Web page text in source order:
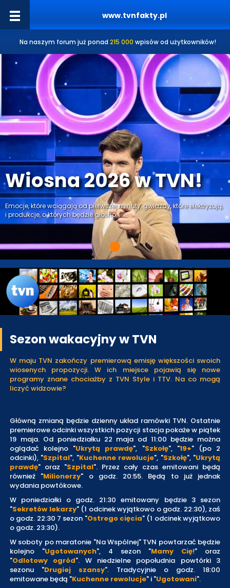
www.tvnfakty.pl
Na naszym forum już ponad 215 000 wpisów od użytkowników!
Wiosna 2026 w TVN!
Emocje, które wciągają od pierwszej minuty, gwiazdy, które elektryzują,
i produkcje, o których będzie głośno.
Sezon wakacyjny w TVN
W maju TVN zakończy premierową emisję większości swoich
wiosenych propozycji. W ich miejsce pojawią się nowe
programy znane chociażby z TVN Style i TTV. Na co mogą
liczyć widzowie?
Główną zmianą będzie dzienny układ ramówki TVN. Ostatnie
premierowe odcinki wszystkich pozycji stacja pokaże w piątek
19 maja. Od poniedziałku 22 maja od 11:00 będzie można
oglądać kolejno "Ukrytą prawdę", "Szkołę", "19+" (po 2
odcinki), "Szpital", "Kuchenne rewolucje", "Szkołę", "Ukrytą
prawdę" oraz "Szpital". Przez cały czas emitowani będą
również "Milionerzy" o godz. 20:55. Będą to już jednak
wydania powtókowe.
W poniedziałki o godz. 21:30 emitowany będzie 3 sezon
"Sekretów lekarzy" (1 odcinek wyjątkowo o godz. 22:30), zaś
o godz. 22:30 7 sezon "Ostrego cięcia" (1 odcinek wyjątkowo
o godz. 23:30).
W soboty po maratonie "Na Wspólnej" TVN powtarzać będzie
kolejno "Ugotowanych", 4 sezon "Mamy Cię!" oraz
"Odlotowy ogród". W niedzielne popołudnia powtórki 3
sezonu "Drugiej szansy". Tradycyjnie o godz. 18:00
emitowane będą "Kuchenne rewolucje" i "Ugotowani".